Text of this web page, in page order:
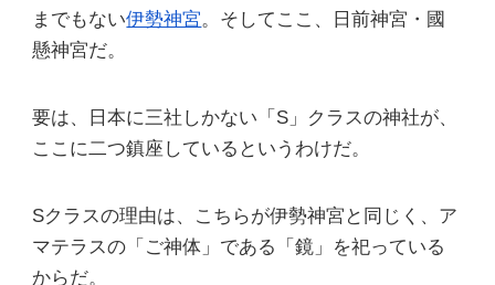
までもない伊勢神宮。そしてここ、日前神宮・國
懸神宮だ。
要は、日本に三社しかない「S」クラスの神社が、
ここに二つ鎮座しているというわけだ。
Sクラスの理由は、こちらが伊勢神宮と同じく、ア
マテラスの「ご神体」である「鏡」を祀っている
からだ。